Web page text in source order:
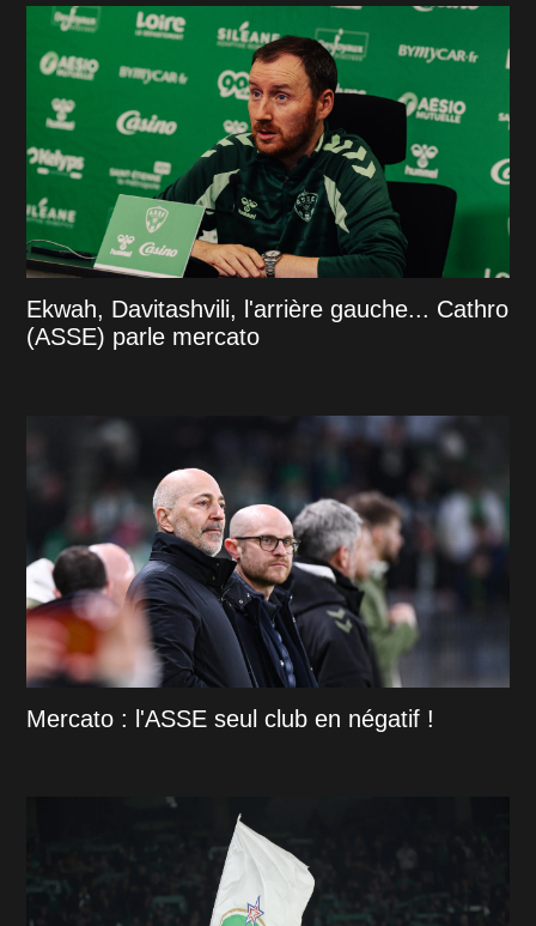
Ekwah, Davitashvili, l'arrière gauche... Cathro
(ASSE) parle mercato
Mercato : l'ASSE seul club en négatif !